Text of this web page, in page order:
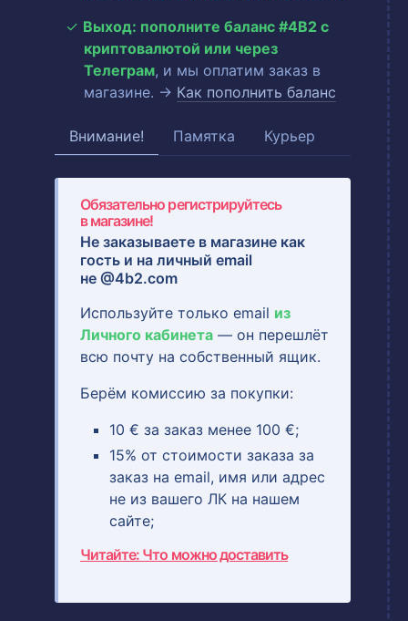
Выход: пополните баланс #4B2 с
криптовалютой или через
Телеграм, и мы оплатим заказ в
магазине. → Как пополнить баланс
Внимание! Памятка Курьер
Обязательно регистрируйтесь
в магазине!
Не заказываете в магазине как
гость и на личный email
не @4b2.com
Используйте только email из
Личного кабинета — он перешлёт
всю почту на собственный ящик.
Берём комиссию за покупки:
10 € за заказ менее 100 €;
15% от стоимости заказа за
заказ на email, имя или адрес
не из вашего ЛК на нашем
сайте;
Читайте: Что можно доставить